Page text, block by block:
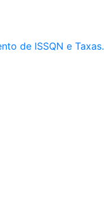
de ISSQN e Taxas.